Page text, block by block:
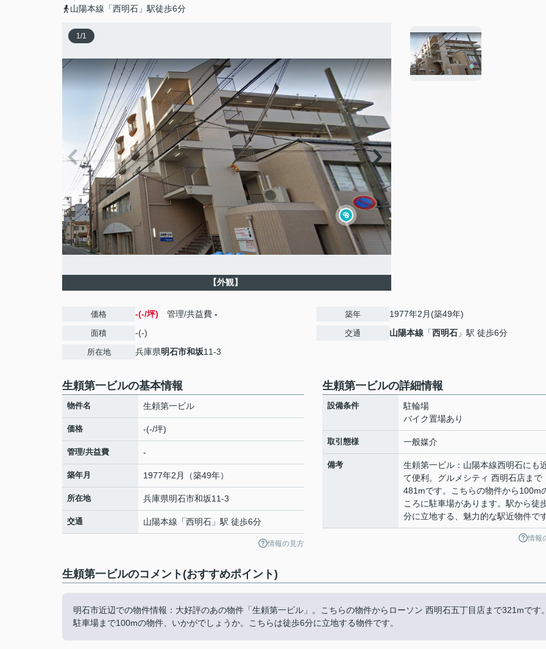
山陽本線「西明石」駅徒歩6分
1/1
【外観】
価格 -(-/坪) 管理/共益費 -
面積 -(-)
所在地 兵庫県明石市和坂11‐3
築年 1977年2月(築49年)
交通 山陽本線 「西明石 」駅 徒歩6分
生頼第一ビルの基本情報
物件名 生頼第一ビル
価格 -(-/坪)
管理/共益費 -
築年月 1977年2月（築49年）
所在地 兵庫県明石市和坂11‐3
交通 山陽本線 「西明石 」駅 徒歩6分
情報の見方
生頼第一ビルの詳細情報
設備条件
駐輪場
バイク置場あり
取引態様 一般媒介
備考
生頼第一ビル：山陽本線西明石にも
て便利。グルメシティ 西明石店まで
481mです。こちらの物件から100m
ころに駐車場があります。駅から徒
分に立地する、魅力的な駅近物件で
情報
生頼第一ビルのコメント(おすすめポイント)
明石市近辺での物件情報：大好評のあの物件「生頼第一ビル」。こちらの物件からローソン 西明石五丁目店まで321mです
駐車場まで100mの物件、いかがでしょうか。こちらは徒歩6分に立地する物件です。